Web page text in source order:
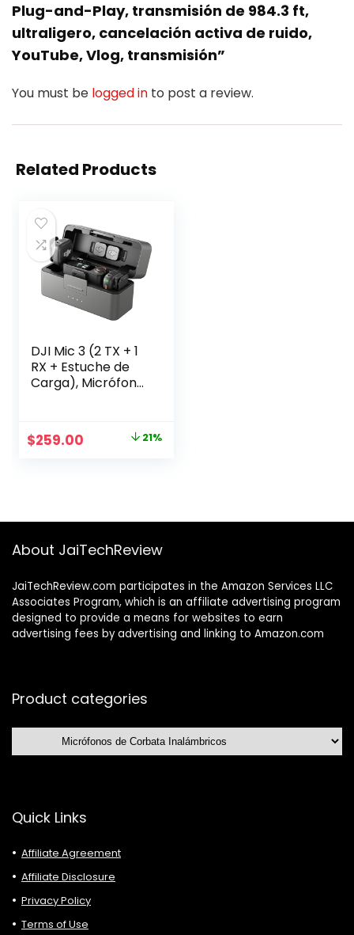
Plug-and-Play, transmisión de 984.3 ft,
ultraligero, cancelación activa de ruido,
YouTube, Vlog, transmisión”
You must be logged in to post a review.
Related Products
DJI Mic 3 (2 TX + 1
RX + Estuche de
Carga), Micrófono
ndroid, Ultraligero,
Control de
Banda
Antiinterferencia,
28
Original
$259.00 Current21%
About JaiTechReview
JaiTechReview.com participates in the Amazon Services LLC
Associates Program, which is an affiliate advertising program
designed to provide a means for websites to earn
advertising fees by advertising and linking to Amazon.com
Product categories
Quick Links
Affiliate Agreement
Affiliate Disclosure
Privacy Policy
Terms of Use